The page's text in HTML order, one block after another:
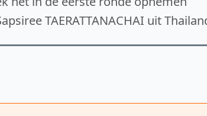
TAERATTANACHAI uit